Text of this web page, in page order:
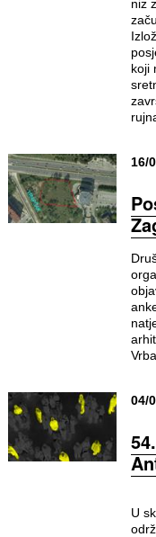
niz
koji
16/
04/
U